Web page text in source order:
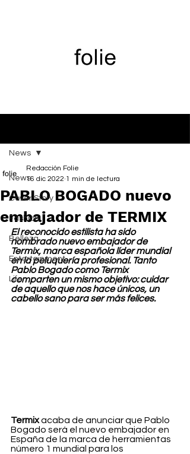
News
Cover Story
Fashion
Belleza
Entertainment
Life
News
PABLO BOGADO nuevo
embajador de TERMIX
Redacción Folie
16 dic 2022 1 min de lectura
El reconocido estilista ha sido
nombrado nuevo embajador de
Termix, marca española líder mundial
en la peluquería profesional. Tanto
Pablo Bogado como Termix
comparten un mismo objetivo: cuidar
de aquello que nos hace únicos, un
cabello sano para ser más felices.
Termix acaba de anunciar que Pablo
Bogado será el nuevo embajador en
España de la marca de herramientas
número 1 mundial para los